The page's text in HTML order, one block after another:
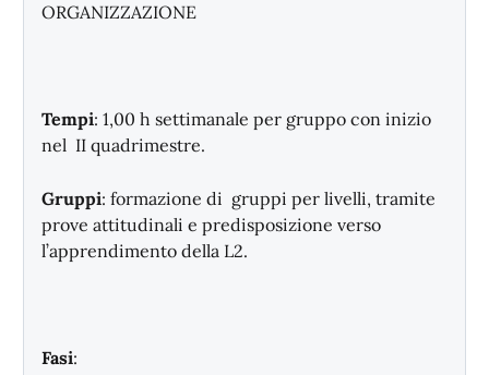
ORGANIZZAZIONE
Tempi: 1,00 h settimanale per gruppo con inizio
nel II quadrimestre.
Gruppi: formazione di gruppi per livelli, tramite
prove attitudinali e predisposizione verso
l’apprendimento della L2.
Fasi: